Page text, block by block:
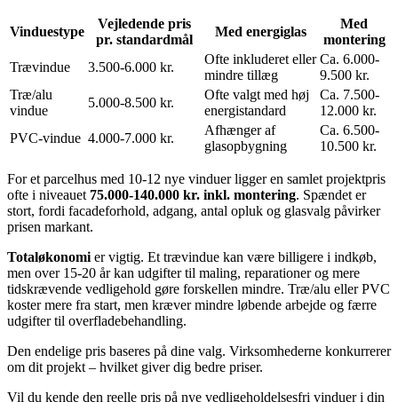
Vinduestype
Vejledende pris
pr. standardmål
Med energiglas
Med
montering
Trævindue
3.500-6.000 kr.
Ofte inkluderet eller
mindre tillæg
Ca. 6.000-
9.500 kr.
Træ/alu
vindue
5.000-8.500 kr.
Ofte valgt med høj
energistandard
Ca. 7.500-
12.000 kr.
PVC-vindue 4.000-7.000 kr.
Afhænger af
glasopbygning
Ca. 6.500-
10.500 kr.
For et parcelhus med 10-12 nye vinduer ligger en samlet projektpris
ofte i niveauet 75.000-140.000 kr. inkl. montering. Spændet er
stort, fordi facadeforhold, adgang, antal opluk og glasvalg påvirker
prisen markant.
Totaløkonomi er vigtig. Et trævindue kan være billigere i indkøb,
men over 15-20 år kan udgifter til maling, reparationer og mere
tidskrævende vedligehold gøre forskellen mindre. Træ/alu eller PVC
koster mere fra start, men kræver mindre løbende arbejde og færre
udgifter til overfladebehandling.
Den endelige pris baseres på dine valg. Virksomhederne konkurrerer
om dit projekt – hvilket giver dig bedre priser.
Vil du kende den reelle pris på nye vedligeholdelsesfri vinduer i din